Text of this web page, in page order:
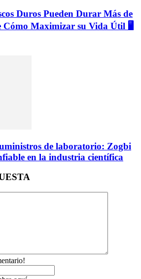
Duros Pueden Durar Más de
Cómo Maximizar su Vida Útil 🖥️
de laboratorio: Zogbi
en la industria científica